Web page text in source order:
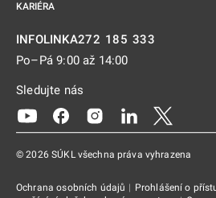
KARIÉRA
INFOLINKA272 185 333
Po–Pá 9:00 až 14:00
Sledujte nás
Odkaz se otevře na nové kartě
Odkaz se otevře na
Odkaz se otevře
Odkaz se
© 2026 SÚKL všechna práva vyhrazena
Ochrana osobních údajů | Prohlášení o